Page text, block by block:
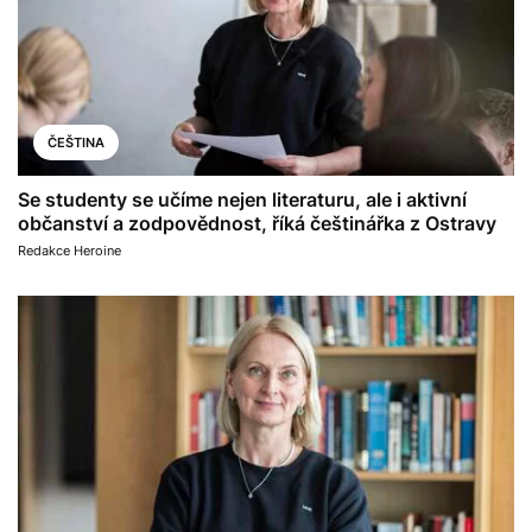
ČEŠTINA
Se studenty se učíme nejen literaturu, ale i aktivní
občanství a zodpovědnost, říká češtinářka z Ostravy
Redakce Heroine